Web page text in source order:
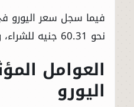
فيما سجل سعر اليورو
نحو 60.31 جنيه للشراء، و60.60 جنيه للبيع.
العوامل
اليورو